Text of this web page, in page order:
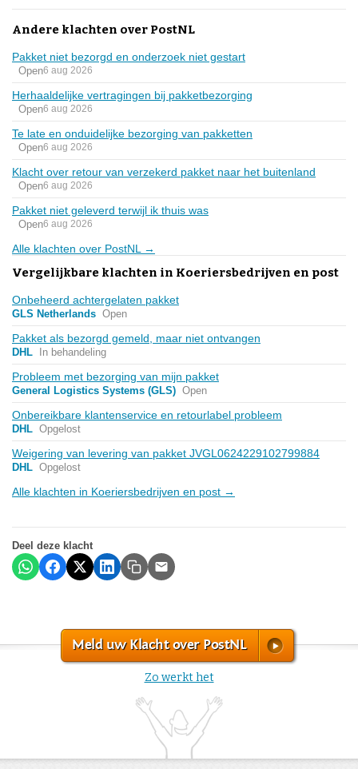
Andere klachten over PostNL
Pakket niet bezorgd en onderzoek niet gestart
Open6 aug 2026
Herhaaldelijke vertragingen bij pakketbezorging
Open6 aug 2026
Te late en onduidelijke bezorging van pakketten
Open6 aug 2026
Klacht over retour van verzekerd pakket naar het buitenland
Open6 aug 2026
Pakket niet geleverd terwijl ik thuis was
Open6 aug 2026
Alle klachten over PostNL →
Vergelijkbare klachten in Koeriersbedrijven en post
Onbeheerd achtergelaten pakket
GLS Netherlands Open
Pakket als bezorgd gemeld, maar niet ontvangen
DHL In behandeling
Probleem met bezorging van mijn pakket
General Logistics Systems (GLS) Open
Onbereikbare klantenservice en retourlabel probleem
DHL Opgelost
Weigering van levering van pakket JVGL0624229102799884
DHL Opgelost
Alle klachten in Koeriersbedrijven en post →
Deel deze klacht
Meld uw Klacht over PostNL
Zo werkt het